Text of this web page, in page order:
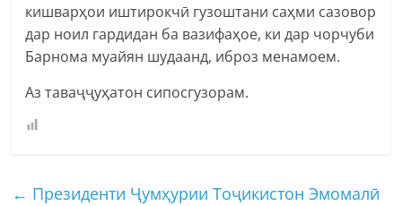
кишварҳои иштирокчӣ гузоштани саҳми сазовор
дар ноил гардидан ба вазифаҳое, ки дар чорчуби
Барнома муайян шудаанд, иброз менамоем.
Аз таваҷҷуҳатон сипосгузорам.
← Президенти Ҷумҳурии Тоҷикистон Эмомалӣ